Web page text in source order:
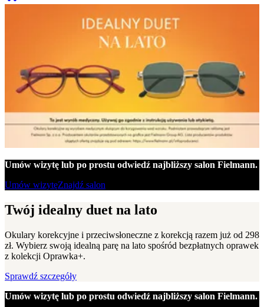
Umów wizytę lub po prostu odwiedź najbliższy salon Fielmann.
Umów wizytęZnajdź salon
Twój idealny duet na lato
Okulary korekcyjne i przeciwsłoneczne z korekcją razem już od 298
zł. Wybierz swoją idealną parę na lato spośród bezpłatnych oprawek
z kolekcji Oprawka+.
Sprawdź szczegóły
Umów wizytę lub po prostu odwiedź najbliższy salon Fielmann.